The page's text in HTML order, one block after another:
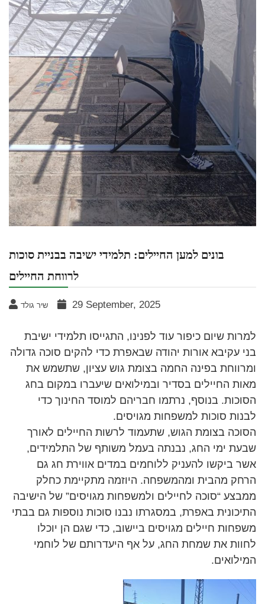
בונים למען החיילים: תלמידי ישיבה בבניית סוכות
לרווחת החיילים
שיר גולד 29 September, 2025
למרות שיום כיפור עוד לפנינו, התגייסו תלמידי ישיבת
בני עקיבא אורות יהודה שבאפרת כדי להקים סוכה גדולה
ומרווחת בפינה החמה בצומת גוש עציון, שתשמש את
מאות החיילים בסדיר ובמילואים שיעברו במקום בחג
הסוכות. בנוסף, נרתמו חבריהם למוסד החינוך כדי
לבנות סוכות למשפחות מגויסים.
הסוכה בצומת הגוש, שתעמוד לרשות החיילים לאורך
שבעת ימי החג, נבנתה בעמל משותף של התלמידים,
אשר ביקשו להעניק ללוחמים במדים אווירת חג גם
הרחק מהבית ומהמשפחה. היוזמה מתקיימת כחלק
ממבצע “סוכה לחיילים ולמשפחות מגויסים” של הישיבה
התיכונית באפרת, במסגרתו נבנו סוכות נוספות גם בבתי
משפחות חיילים מגויסים ביישוב, כדי שגם הן יוכלו
לחוות את שמחת החג, על אף היעדרותם של לוחמי
המילואים.